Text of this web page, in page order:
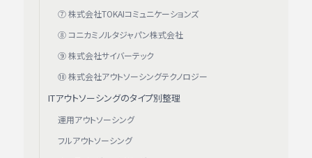
⑦ 株式会社TOKAIコミュニケーションズ
⑧ コニカミノルタジャパン株式会社
⑨ 株式会社サイバーテック
⑩ 株式会社アウトソーシングテクノロジー
ITアウトソーシングのタイプ別整理
運用アウトソーシング
フルアウトソーシング